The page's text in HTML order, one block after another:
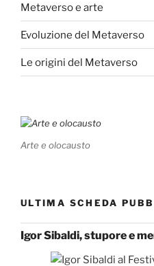
Metaverso e arte
Evoluzione del Metaverso
Le origini del Metaverso
Arte e olocausto
ULTIMA SCHEDA
Igor Sibaldi, stupore e